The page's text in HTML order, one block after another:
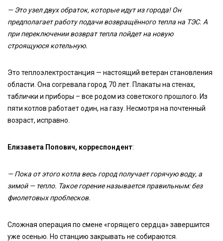
— Это узел двух обраток, которые идут из города! Он
предполагает работу подачи возвращённого тепла на ТЭС. А
при переключении возврат тепла пойдет на новую
строящуюся котельную.
Это теплоэлектростанция — настоящий ветеран становления
области. Она согревала город 70 лет. Плакаты на стенах,
таблички и приборы – все родом из советского прошлого. Из
пяти котлов работает один, на газу. Несмотря на почтенный
возраст, исправно.
Елизавета Попович, корреспондент:
— Пока от этого котла весь город получает горячую воду, а
зимой — тепло. Такое горение называется правильным: без
фиолетовых проблесков.
Сложная операция по смене «горящего сердца» завершится
уже осенью. Но станцию закрывать не собираются.